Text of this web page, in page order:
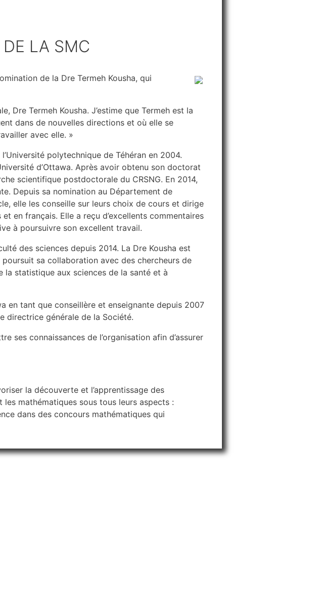
LA SMC
de la Dre Termeh Kousha, qui
Dre Termeh Kousha. J’estime que Termeh est la
dans de nouvelles directions et où elle se
avec elle. »
polytechnique de Téhéran en 2004.
d’Ottawa. Après avoir obtenu son doctorat
scientifique postdoctorale du CRSNG. En 2014,
Depuis sa nomination au Département de
elle les conseille sur leurs choix de cours et dirige
en français. Elle a reçu d’excellents commentaires
à poursuivre son excellent travail.
des sciences depuis 2014. La Dre Kousha est
poursuit sa collaboration avec des chercheurs de
la statistique aux sciences de la santé et à
en tant que conseillère et enseignante depuis 2007
directrice générale de la Société.
ses connaissances de l’organisation afin d’assurer
la découverte et l’apprentissage des
mathématiques sous tous leurs aspects :
dans des concours mathématiques qui